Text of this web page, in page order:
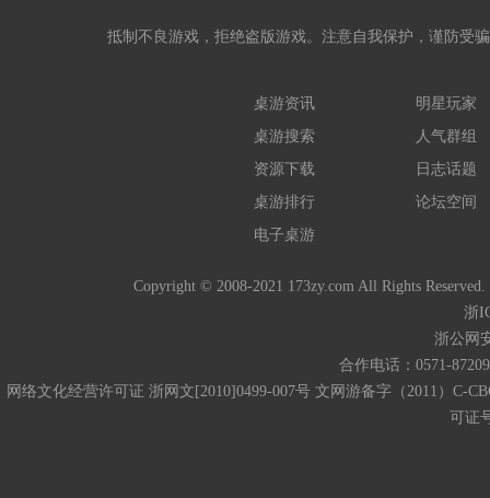
抵制不良游戏，拒绝盗版游戏。注意自我保护，谨防受
桌游资讯
桌游搜索
资源下载
桌游排行
电子桌游
明星玩家
人气群组
日志话题
论坛空间
Copyright © 2008-2021 173zy.com All Rights
浙
浙公网
合作电话：0571-
网络文化经营许可证 浙网文[2010]0499-007号 文网游备字（2011）C-
可证